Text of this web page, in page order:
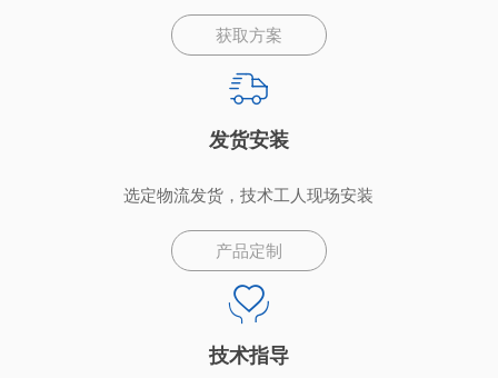
获取方案
发货安装
选定物流发货，技术工人现场安装
产品定制
技术指导